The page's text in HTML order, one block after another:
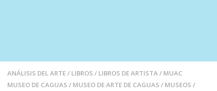
ANÁLISIS DEL ARTE/ LIBROS / LIBROS DE ARTISTA/ MUAC
MUSEO DE CAGUAS / MUSEO DE ARTE DE CAGUAS / MUSEOS /